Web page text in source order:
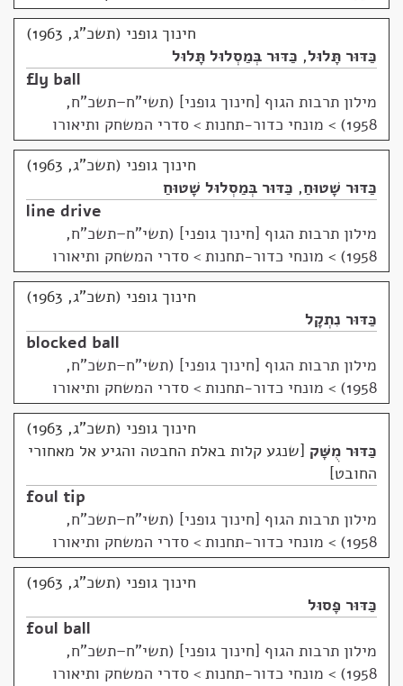
חינוך גופני (תשכ"ג, 1963)
כַּדּוּר תָּלוּל, כַּדּוּר בְּמַסְלוּל תָּלוּל
fly ball
מילון תרבות הגוף [חינוך גופני] (תשי"ח–תשכ"ח,
1958)
> מונחי כדור-תחנות > סדרי המשחק ותיאורו
חינוך גופני (תשכ"ג, 1963)
כַּדּוּר שָׁטוּחַ, כַּדּוּר בְּמַסְלוּל שָׁטוּחַ
line drive
מילון תרבות הגוף [חינוך גופני] (תשי"ח–תשכ"ח,
1958)
> מונחי כדור-תחנות > סדרי המשחק ותיאורו
חינוך גופני (תשכ"ג, 1963)
כַּדּוּר נִתְקָל
blocked ball
מילון תרבות הגוף [חינוך גופני] (תשי"ח–תשכ"ח,
1958)
> מונחי כדור-תחנות > סדרי המשחק ותיאורו
חינוך גופני (תשכ"ג, 1963)
כַּדּוּר מֻשָּׁק שנגע קלות באלת החבטה והגיע אל מאחורי
החובט
foul tip
מילון תרבות הגוף [חינוך גופני] (תשי"ח–תשכ"ח,
1958)
> מונחי כדור-תחנות > סדרי המשחק ותיאורו
חינוך גופני (תשכ"ג, 1963)
כַּדּוּר פָּסוּל
foul ball
מילון תרבות הגוף [חינוך גופני] (תשי"ח–תשכ"ח,
1958)
> מונחי כדור-תחנות > סדרי המשחק ותיאורו